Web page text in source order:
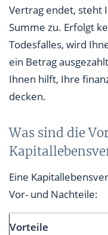
Vertrag endet, steht
Summe zu. Erfolgt
Todesfalles, wird
ein Betrag
Ihnen hilft, Ihre
decken.
Was sind die
Eine
Vor- und Nachteile:
Vorteile